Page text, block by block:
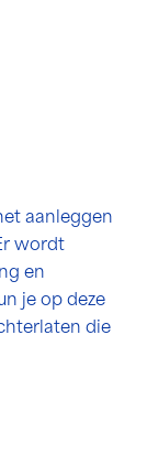
aanleggen
wordt
en
je op deze
die